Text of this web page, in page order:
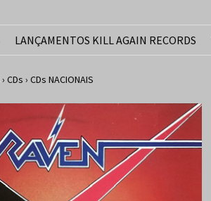
LANÇAMENTOS KILL AGAIN RECORDS
› CDs › CDs NACIONAIS